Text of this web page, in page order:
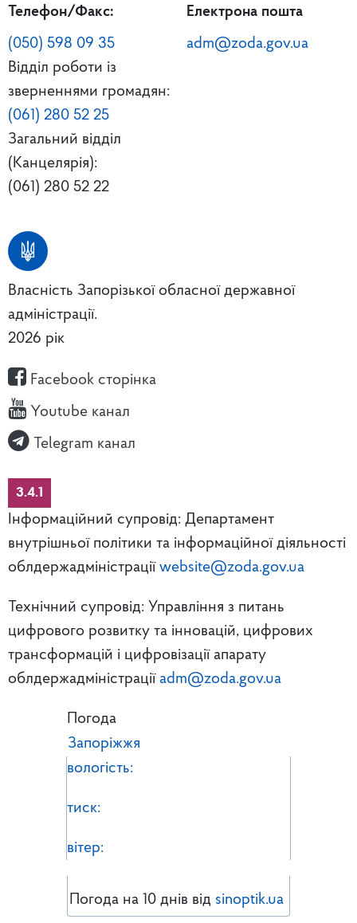
Телефон/Факс:
(050) 598 09 35
Відділ роботи із
зверненнями громадян:
(061) 280 52 25
Загальний відділ
(Канцелярія):
(061) 280 52 22
Електрона пошта
adm@zoda.gov.ua
Власність Запорізької обласної державної
адміністрації.
2026 рік
Facebook сторінка
Youtube канал
Telegram канал
3.4.1
Інформаційний супровід: Департамент
внутрішньої політики та інформаційної діяльності
облдержадміністрації website@zoda.gov.ua
Технічний супровід: Управління з питань
цифрового розвитку та інновацій, цифрових
трансформацій і цифровізації апарату
облдержадміністрації adm@zoda.gov.ua
Погода
Запоріжжя
вологість:
тиск:
вітер:
Погода на 10 днів від sinoptik.ua